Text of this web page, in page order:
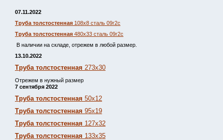
07.11.2022
Труба толстостенная 108х8 сталь 09г2с
Труба толстостенная 480х33 сталь 09г2с
В наличии на складе, отрежем в любой размер.
13.10.2022
Труба толстостенная 273х30
Отрежем в нужный размер
7 сентября 2022
Труба толстостенная 50х12
Труба толстостенная 95х19
Труба толстостенная 127х32
Труба толстостенная 133х35